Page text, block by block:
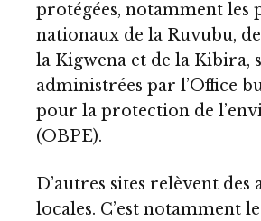
protégées, notamment les
nationaux de la Ruvubu,
la Kigwena et de la Kibira,
administrées par l’Office
pour la protection de
(OBPE).
D’autres sites relèvent des
locales. C’est notamment